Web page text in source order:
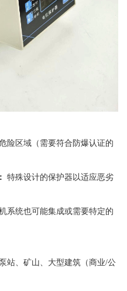
险区域（需要符合防爆认证的
特殊设计的保护器以适应恶劣
系统也可能集成或需要特定的
站、矿山、大型建筑（商业/公